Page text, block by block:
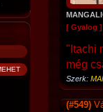
[ Gyalog ]
"Itachi
még
Szerk:
(#549)